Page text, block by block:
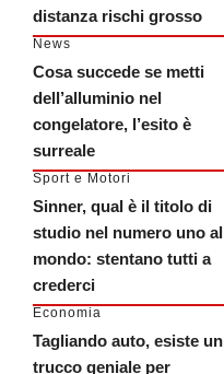
distanza rischi grosso
News
Cosa succede se metti
dell’alluminio nel
congelatore, l’esito è
surreale
Sport e Motori
Sinner, qual è il titolo di
studio nel numero uno al
mondo: stentano tutti a
crederci
Economia
Tagliando auto, esiste un
trucco geniale per